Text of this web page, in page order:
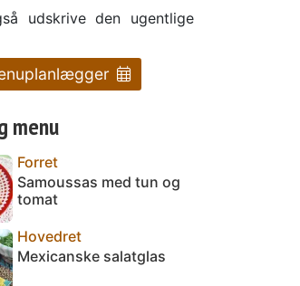
udskrive den ugentlige
menu
Forret
Samoussas med tun og
tomat
Hovedret
Mexicanske salatglas